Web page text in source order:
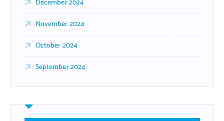
December 2024
November 2024
October 2024
September 2024